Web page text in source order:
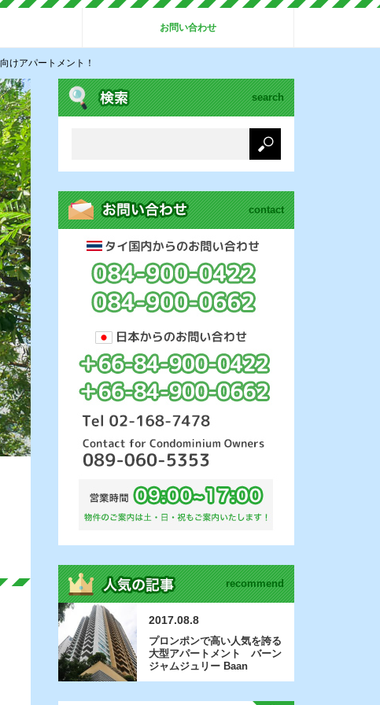
お問い合わせ
けアパートメント！
search
contact
recommend
2017.08.8
プロンポンで高い人気を誇る
大型アパートメント バーン
ジャムジュリー Baan
Jamjuree